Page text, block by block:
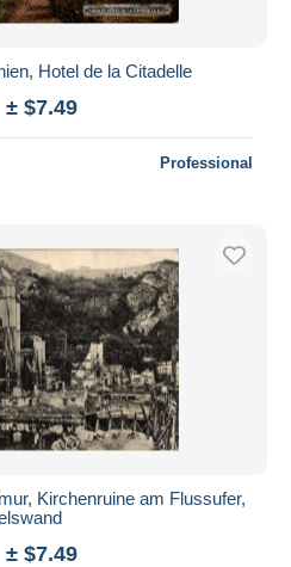
Hotel de la Citadelle
± $7.49
Professional
Kirchenruine am Flussufer,
± $7.49